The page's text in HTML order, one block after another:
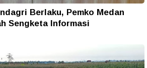
Berlaku, Pemko Medan
Sengketa Informasi